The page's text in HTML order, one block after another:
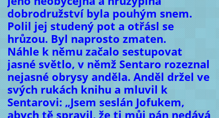
dobrodružství byla pouhým snem.
Polil jej studený pot a otřásl se
hrůzou. Byl naprosto zmaten.
Náhle k němu začalo sestupovat
jasné světlo, v němž Sentaro rozeznal
nejasné obrysy anděla. Anděl držel ve
svých rukách knihu a mluvil k
Sentarovi: „Jsem seslán Jofukem,
abych tě spravil, že ti můj pán nedává